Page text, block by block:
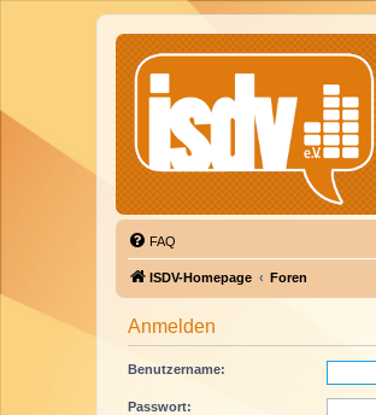
FAQ
ISDV-Homepage Foren
Anmelden
Benutzername:
Passwort: